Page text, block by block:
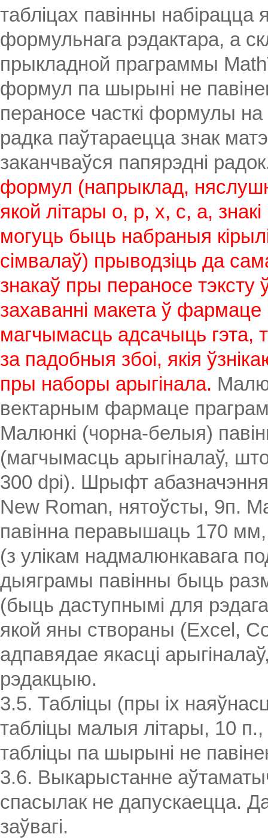
табліцах павінны набірацца
формульнага рэдактара, а
прыкладной праграммы
формул па шырыні не
пераносе часткі формулы на
радка паўтараецца знак
заканчваўся папярэдні
формул (напрыклад,
якой літары о, р, х, с, а,
могуць быць набраныя
сімвалаў) прыводзіць да
знакаў пры пераносе
захаванні макета ў
магчымасць адсачыць гэта,
за падобныя збоі, якія
пры наборы арыгінала.
вектарным фармаце
Малюнкі (чорна-белыя)
(магчымасць арыгіналаў,
300 dpi). Шрыфт
New Roman, нятоўсты, 9п.
павінна перавышаць 170
(з улікам надмалюнкавага
дыяграмы павінны быць
(быць даступнымі для
якой яны створаны (Excel,
адпавядае якасці
рэдакцыю.
3.5. Табліцы (пры іх
табліцы малыя літары, 10
табліцы па шырыні не
3.6. Выкарыстанне
спасылак не дапускаецца.
заўвагі.